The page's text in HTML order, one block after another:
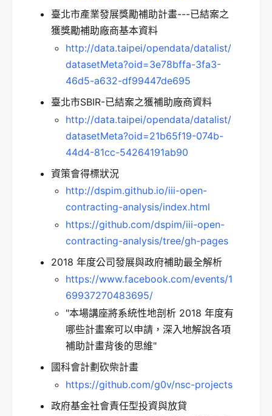
臺北市產業發展獎勵補助計畫---已結案之
獲獎勵補助廠商基本資料
http://data.taipei/opendata/datalist/
datasetMeta?oid=3e78bffa-3fa3-
46d5-a632-df99447de695
臺北市SBIR-已結案之獲補助廠商資料
http://data.taipei/opendata/datalist/
datasetMeta?oid=21b65f19-074b-
44d4-81cc-54264191ab90
資策會得標狀況
http://dspim.github.io/iii-open-
contracting-analysis/index.html
https://github.com/dspim/iii-open-
contracting-analysis/tree/gh-pages
2018 年度公司發展與政府補助最全解析
https://www.facebook.com/events/1
69937270483695/
"本場講座將系統性地剖析 2018 年度有
哪些計畫案可以申請，深入地解說各項
補助計畫背後的思維"
國科會計劃砍柴計畫
https://github.com/g0v/nsc-projects
政府基金社會責任型投資與放貸